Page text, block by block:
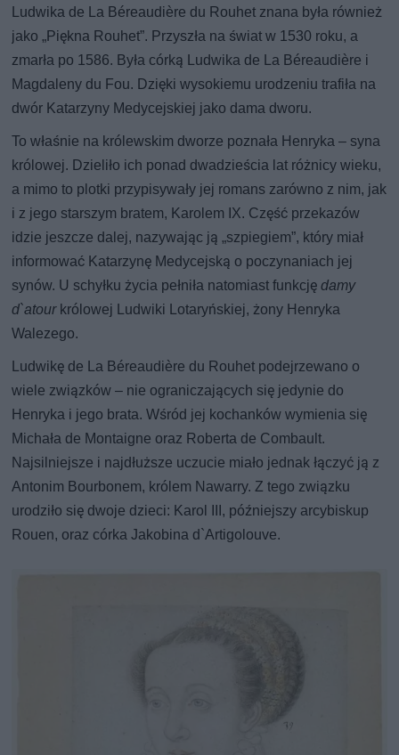
Ludwika de La Béreaudière du Rouhet znana była również
jako „Piękna Rouhet”. Przyszła na świat w 1530 roku, a
zmarła po 1586. Była córką Ludwika de La Béreaudière i
Magdaleny du Fou. Dzięki wysokiemu urodzeniu trafiła na
dwór Katarzyny Medycejskiej jako dama dworu.
To właśnie na królewskim dworze poznała Henryka – syna
królowej. Dzieliło ich ponad dwadzieścia lat różnicy wieku,
a mimo to plotki przypisywały jej romans zarówno z nim, jak
i z jego starszym bratem, Karolem IX. Część przekazów
idzie jeszcze dalej, nazywając ją „szpiegiem”, który miał
informować Katarzynę Medycejską o poczynaniach jej
synów. U schyłku życia pełniła natomiast funkcjędamy
d`atourkrólowej Ludwiki Lotaryńskiej, żony Henryka
Walezego.
Ludwikę de La Béreaudière du Rouhet podejrzewano o
wiele związków – nie ograniczających się jedynie do
Henryka i jego brata. Wśród jej kochanków wymienia się
Michała de Montaigne oraz Roberta de Combault.
Najsilniejsze i najdłuższe uczucie miało jednak łączyć ją z
Antonim Bourbonem, królem Nawarry. Z tego związku
urodziło się dwoje dzieci: Karol III, późniejszy arcybiskup
Rouen, oraz córka Jakobina d`Artigolouve.